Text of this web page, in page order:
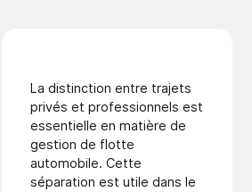
La distinction entre trajets
privés et professionnels est
essentielle en matière de
gestion de flotte
automobile. Cette
séparation est utile dans le